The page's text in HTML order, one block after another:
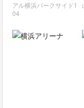
アル横浜パークサイド1
04